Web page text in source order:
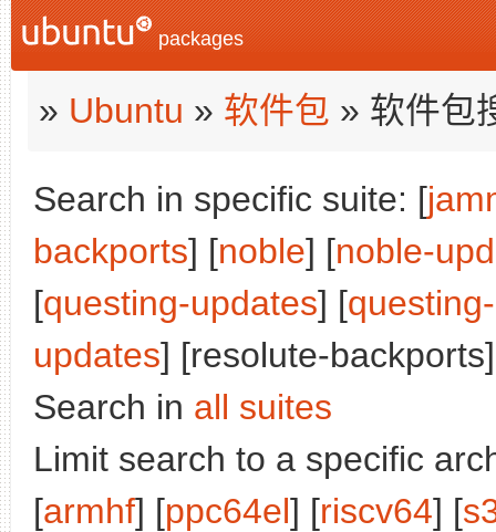
packages
» Ubuntu » 软件包 » 软件包
Search in specific suite: [
backports] [noble] [noble-
[questing-updates] [
updates] [resolute-
Search in all suites
Limit search to a specific
[armhf] [ppc64el] [riscv64] [